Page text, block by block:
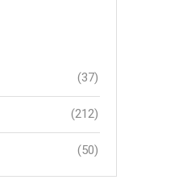
(37)
(212)
(50)